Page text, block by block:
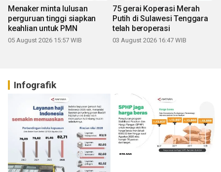
Menaker minta lulusan
perguruan tinggi siapkan
keahlian untuk PMN
05 August 2026 15:57 WIB
75 gerai Koperasi Merah
Putih di Sulawesi Tenggara
telah beroperasi
03 August 2026 16:47 WIB
Infografik